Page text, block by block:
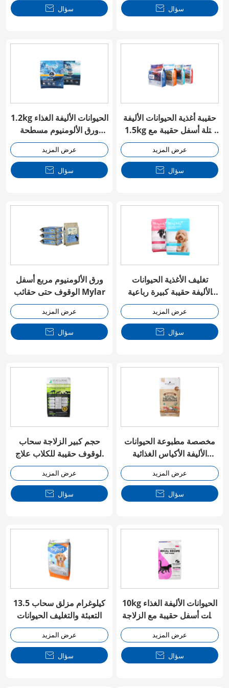
 سؤال  سؤال
1.2kg الحيوانات الأليفة الغذاء
ورق الألومنيوم مسطحة
أسفل حقيبة
عرض المزيد
 سؤال
حقيبة أغذية الحيوانات الأليفة
1.5kg كتلة أسفل حقيبة مع
Ziplock
عرض المزيد
 سؤال
ورق الألومنيوم مربع أسفل
الوقوف حتى حقائب Mylar
عرض المزيد
 سؤال
تغليف الأغذية الحيوانات
الأليفة حقيبة كبيرة رباعية
ختم كيس
عرض المزيد
 سؤال
حجم كبير الزلاجة سحاب
الوقوف حقيبة للكلاب علاج
حقيبة
عرض المزيد
 سؤال
مخصصة مطبوعة الحيوانات
الأليفة الأكياس الغذائية
المزلق سحاب رباعي ختم
حقيبة
عرض المزيد
 سؤال
13.5 كيلوغرام مزلق سحاب
التعبئة والتغليف الحيوانات
الأليفة الأكياس الغذائية
عرض المزيد
 سؤال
10kg الحيوانات الأليفة الغذاء
فيات أسفل حقيبة مع الزلاجة
السحاب
عرض المزيد
 سؤال